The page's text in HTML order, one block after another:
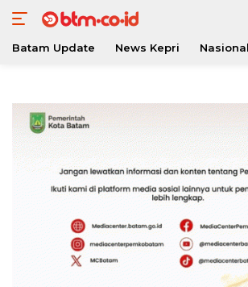
konten
Batam Update News Kepri